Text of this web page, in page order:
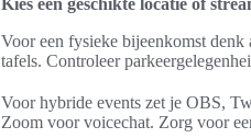
Kies een geschikte locatie of
Voor een fysieke bijeenkomst denk
tafels. Controleer
Voor hybride events zet je OBS,
Zoom voor voicechat. Zorg voor